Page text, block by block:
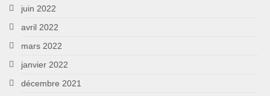
juin 2022
avril 2022
mars 2022
janvier 2022
décembre 2021